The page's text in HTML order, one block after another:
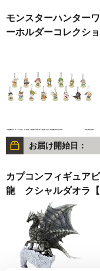
モンスターハンター
ーホルダーコレクシ
お届け開始日：
カプコンフィギュア
龍 クシャルダオラ【